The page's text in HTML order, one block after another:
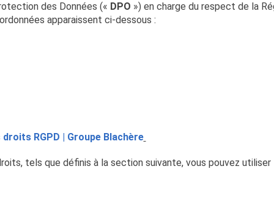
des Données (« DPO ») en charge du respect de la
apparaissent ci-dessous :
droits RGPD | Groupe Blachère
tels que définis à la section suivante, vous pouvez